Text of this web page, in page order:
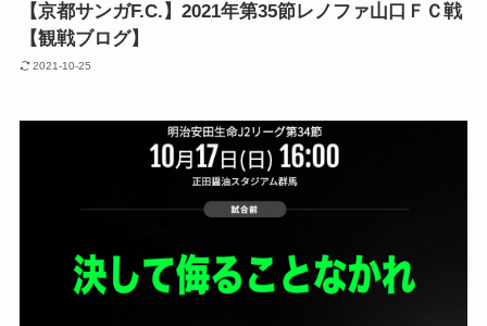
【京都サンガF.C.】2021年第35節レノファ山口ＦＣ戦
【観戦ブログ】
2021-10-25